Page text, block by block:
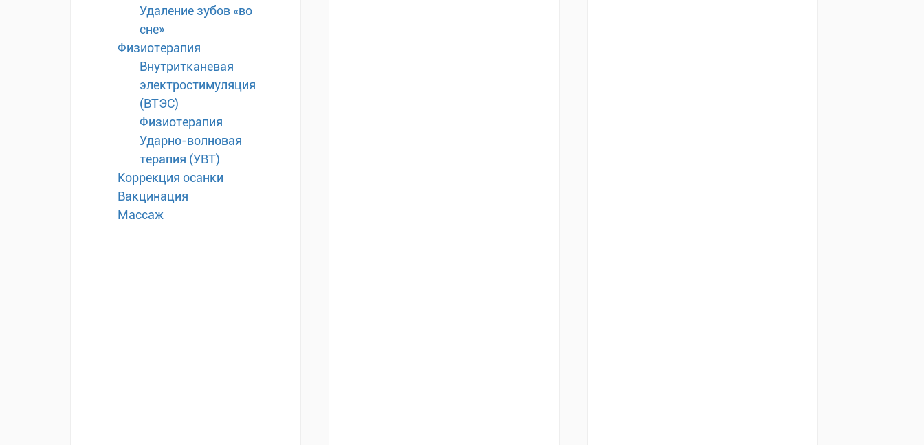
Удаление зубов «во
сне»
Физиотерапия
Внутритканевая
электростимуляция
(ВТЭС)
Физиотерапия
Ударно-волновая
терапия (УВТ)
Коррекция осанки
Вакцинация
Массаж